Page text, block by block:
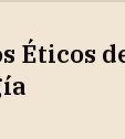
Éticos